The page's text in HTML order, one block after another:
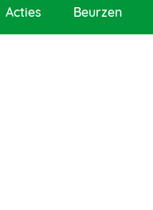
Acties Beurzen